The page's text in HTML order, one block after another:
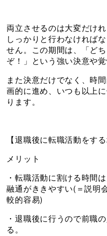
両立させるのは大変だけ
しっかりと行わなければ
せん。この期間は、「ど
ぞ！」という強い決意や
また決意だけでなく、時
画的に進め、いつも以上
ります。
【退職後に転職活動をする
メリット
・転職活動に割ける時間
融通がききやすい(＝説明
較的容易)
・退職後に行うので前職
る。